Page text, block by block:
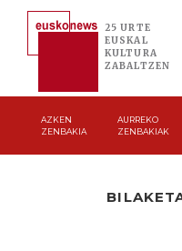
25 URTE
EUSKAL
KULTURA
ZABALTZEN
AZKEN
ZENBAKIA
AURREKO
ZENBAKIAK